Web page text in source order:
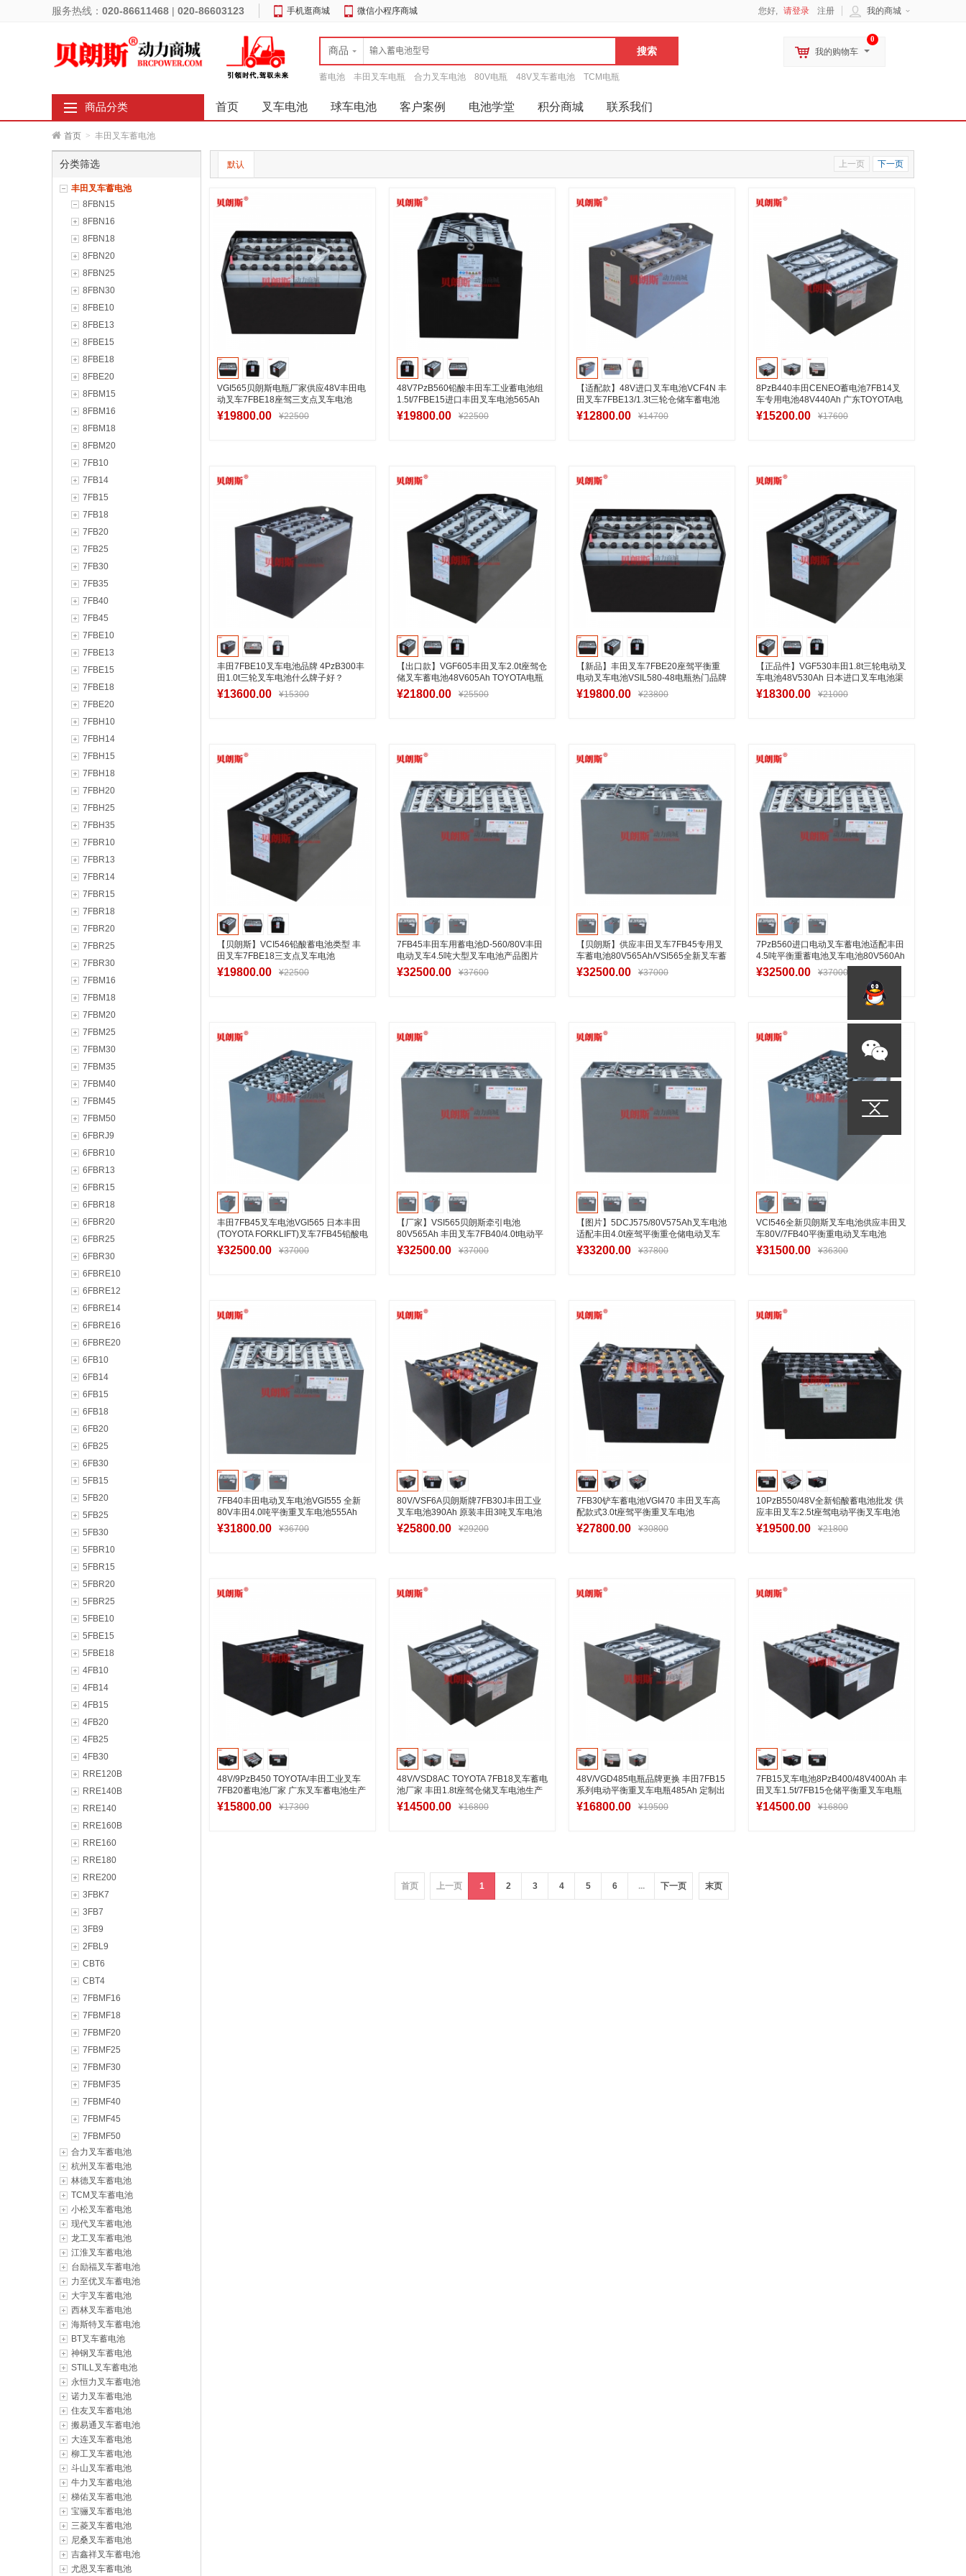
服务热线： 020-86611468 | 020-86603123 手机逛商城 微信小程序商城 我的商城
您好, 请登录 注册
商品
蓄电池 丰田叉车电瓶 合力叉车电池 80V电瓶 48V叉车蓄电池 TCM电瓶
0
我的购物车
商品分类 首页 叉车电池 球车电池 客户案例 电池学堂 积分商城 联系我们
首页 > 丰田叉车蓄电池
分类筛选
丰田叉车蓄电池
8FBN15
8FBN16
8FBN18
8FBN20
8FBN25
8FBN30
8FBE10
8FBE13
8FBE15
8FBE18
8FBE20
8FBM15
8FBM16
8FBM18
8FBM20
7FB10
7FB14
7FB15
7FB18
7FB20
7FB25
7FB30
7FB35
7FB40
7FB45
7FBE10
7FBE13
7FBE15
7FBE18
7FBE20
7FBH10
7FBH14
7FBH15
7FBH18
7FBH20
7FBH25
7FBH35
7FBR10
7FBR13
7FBR14
7FBR15
7FBR18
7FBR20
7FBR25
7FBR30
7FBM16
7FBM18
7FBM20
7FBM25
7FBM30
7FBM35
7FBM40
7FBM45
7FBM50
6FBRJ9
6FBR10
6FBR13
6FBR15
6FBR18
6FBR20
6FBR25
6FBR30
6FBRE10
6FBRE12
6FBRE14
6FBRE16
6FBRE20
6FB10
6FB14
6FB15
6FB18
6FB20
6FB25
6FB30
5FB15
5FB20
5FB25
5FB30
5FBR10
5FBR15
5FBR20
5FBR25
5FBE10
5FBE15
5FBE18
4FB10
4FB14
4FB15
4FB20
4FB25
4FB30
RRE120B
RRE140B
RRE140
RRE160B
RRE160
RRE180
RRE200
3FBK7
3FB7
3FB9
2FBL9
CBT6
CBT4
7FBMF16
7FBMF18
7FBMF20
7FBMF25
7FBMF30
7FBMF35
7FBMF40
7FBMF45
7FBMF50
合力叉车蓄电池
杭州叉车蓄电池
林德叉车蓄电池
TCM叉车蓄电池
小松叉车蓄电池
现代叉车蓄电池
龙工叉车蓄电池
江淮叉车蓄电池
台励福叉车蓄电池
力至优叉车蓄电池
大宇叉车蓄电池
西林叉车蓄电池
海斯特叉车蓄电池
BT叉车蓄电池
神钢叉车蓄电池
STILL叉车蓄电池
永恒力叉车蓄电池
诺力叉车蓄电池
住友叉车蓄电池
搬易通叉车蓄电池
大连叉车蓄电池
柳工叉车蓄电池
斗山叉车蓄电池
牛力叉车蓄电池
梯佑叉车蓄电池
宝骊叉车蓄电池
三菱叉车蓄电池
尼桑叉车蓄电池
吉鑫祥叉车蓄电池
尤恩叉车蓄电池
上一页 下一页
默认
VGI565贝朗斯电瓶厂家供应48V丰田电
动叉车7FBE18座驾三支点叉车电池
565Ah
¥19800.00 ¥22500
48V7PzB560铅酸丰田车工业蓄电池组
1.5t/7FBE15进口丰田叉车电池565Ah
¥19800.00 ¥22500
【适配款】48V进口叉车电池VCF4N 丰
田叉车7FBE13/1.3t三轮仓储车蓄电池
280Ah
¥12800.00 ¥14700
8PzB440丰田CENEO蓄电池7FB14叉
车专用电池48V440Ah 广东TOYOTA电
叉车配件
¥15200.00 ¥17600
丰田7FBE10叉车电池品牌 4PzB300丰
田1.0t三轮叉车电池什么牌子好？
¥13600.00 ¥15300
【出口款】VGF605丰田叉车2.0t座驾仓
储叉车蓄电池48V605Ah TOYOTA电瓶
厂家
¥21800.00 ¥25500
【新品】丰田叉车7FBE20座驾平衡重
电动叉车电池VSIL580-48电瓶热门品牌
排行榜
¥19800.00 ¥23800
【正品件】VGF530丰田1.8t三轮电动叉
车电池48V530Ah 日本进口叉车电池渠
道报价
¥18300.00 ¥21000
【贝朗斯】VCI546铅酸蓄电池类型 丰
田叉车7FBE18三支点叉车电池
48V546Ah使用评测
¥19800.00 ¥22500
7FB45丰田车用蓄电池D-560/80V丰田
电动叉车4.5吨大型叉车电池产品图片
¥32500.00 ¥37600
【贝朗斯】供应丰田叉车7FB45专用叉
车蓄电池80V565Ah/VSI565全新叉车蓄
电池行情报价
¥32500.00 ¥37000
7PzB560进口电动叉车蓄电池适配丰田
4.5吨平衡重蓄电池叉车电池80V560Ah
¥32500.00 ¥37000
加入购物车
丰田7FB45叉车电池VGI565 日本丰田
(TOYOTA FORKLIFT)叉车7FB45铅酸电
池
¥32500.00 ¥37000
【厂家】VSI565贝朗斯牵引电池
80V565Ah 丰田叉车7FB40/4.0t电动平
衡重叉车电池
¥32500.00 ¥37000
【图片】5DCJ575/80V575Ah叉车电池
适配丰田4.0t座驾平衡重仓储电动叉车
蓄电池
¥33200.00 ¥37800
VCI546全新贝朗斯叉车电池供应丰田叉
车80V/7FB40平衡重电动叉车电池
546Ah
¥31500.00 ¥36300
7FB40丰田电动叉车电池VGI555 全新
80V丰田4.0吨平衡重叉车电池555Ah
¥31800.00 ¥36700
80V/VSF6A贝朗斯牌7FB30J丰田工业
叉车电池390Ah 原装丰田3吨叉车电池
安装厂家
¥25800.00 ¥29200
7FB30铲车蓄电池VGI470 丰田叉车高
配款式3.0t座驾平衡重叉车电池
80V470Ah
¥27800.00 ¥30800
10PzB550/48V全新铅酸蓄电池批发 供
应丰田叉车2.5t座驾电动平衡叉车电池
550Ah
¥19500.00 ¥21800
48V/9PzB450 TOYOTA/丰田工业叉车
7FB20蓄电池厂家 广东叉车蓄电池生产
厂商
¥15800.00 ¥17300
48V/VSD8AC TOYOTA 7FB18叉车蓄电
池厂家 丰田1.8t座驾仓储叉车电池生产
厂家
¥14500.00 ¥16800
48V/VGD485电瓶品牌更换 丰田7FB15
系列电动平衡重叉车电瓶485Ah 定制出
口
¥16800.00 ¥19500
7FB15叉车电池8PzB400/48V400Ah 丰
田叉车1.5t/7FB15仓储平衡重叉车电瓶
¥14500.00 ¥16800
首页 上一页 1 2 3 4 5 6 ... 下一页 末页